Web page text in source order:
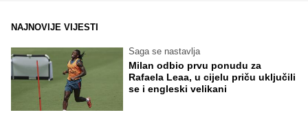
NAJNOVIJE VIJESTI
Saga se nastavlja
Milan odbio prvu ponudu za
Rafaela Leaa, u cijelu priču uključili
se i engleski velikani